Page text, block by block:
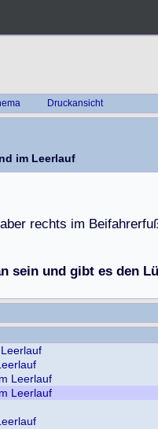
Druckansicht
im Leerlauf
aber rechts im Beifahrerfu
sein und gibt es den
Leerlauf
Leerlauf